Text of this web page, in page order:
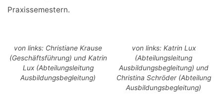
Praxissemestern.
von links: Christiane Krause
(Geschäftsführung) und Katrin
Lux (Abteilungsleitung
Ausbildungsbegleitung)
von links: Katrin Lux
(Abteilungsleitung
Ausbildungsbegleitung) und
Christina Schröder (Abteilung
Ausbildungsbegleitung)